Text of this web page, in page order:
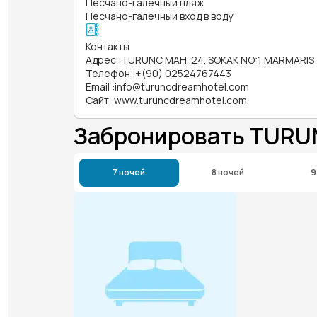
Песчано-галечный вход в воду
Контакты
Адрес :TURUNC MAH. 24. SOKAK NO:1 MARMARIS
Телефон :+(90) 02524767443
Email :info@turuncdreamhotel.com
Сайт :www.turuncdreamhotel.com
Забронировать
7 ночей 8 ночей